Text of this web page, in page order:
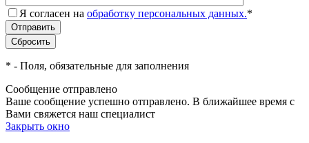
Я согласен на обработку персональных данных.*
* - Поля, обязательные для заполнения
Сообщение отправлено
Ваше сообщение успешно отправлено. В ближайшее время с
Вами свяжется наш специалист
Закрыть окно